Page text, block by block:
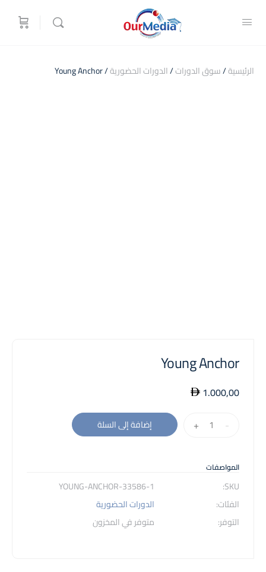
الرئيسية/سوق الدورات/الدورات الحضورية/ Young Anchor
Young Anchor
1.000,00
-
+ إضافة إلى السلة
المواصفات
SKU:
33586-1-YOUNG-ANCHOR
الفئات:
الدورات الحضورية
التوفر:
متوفر في المخزون